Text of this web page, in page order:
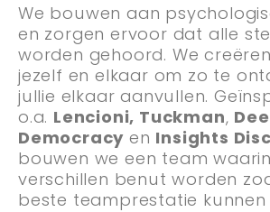
We bouwen aan
en zorgen ervoor dat alle
worden gehoord. We
jezelf en elkaar om zo te
jullie elkaar aanvullen.
o.a. Lencioni, Tuckman,
Democracy en Insights
bouwen we een team
verschillen benut worden
beste teamprestatie kunnen